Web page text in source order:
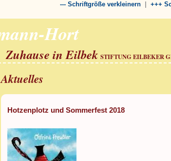
--- Schriftgröße verkleinern | +++
Hort
Zuhause in Eilbek STIFTUNG EILBEKER
Aktuelles
Hotzenplotz und Sommerfest 2018